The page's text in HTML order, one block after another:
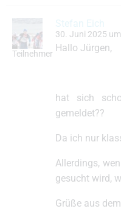
Teilnehmer
Stefan Eich
30. Juni 2025
Hallo Jürgen,
hat sich
gemeldet??
Da ich nur
Allerdings,
gesucht wird,
Grüße aus